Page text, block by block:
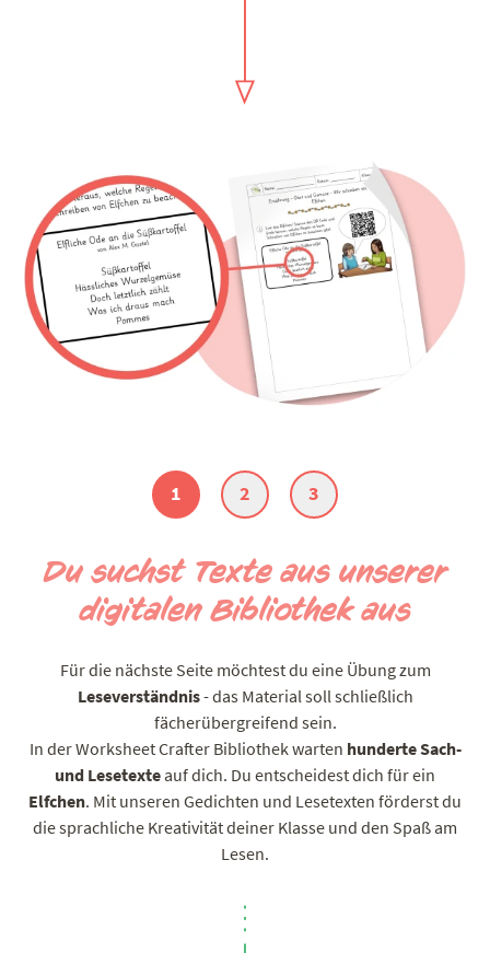
1 2 3
Du suchst Texte aus unserer
digitalen Bibliothek aus
Für die nächste Seite möchtest du eine Übung zum
Leseverständnis- das Material soll schließlich
fächerübergreifend sein.
In der Worksheet Crafter Bibliothek warten hunderte Sach-
und Lesetexte auf dich. Du entscheidest dich für ein
Elfchen. Mit unseren Gedichten und Lesetexten förderst du
die sprachliche Kreativität deiner Klasse und den Spaß am
Lesen.